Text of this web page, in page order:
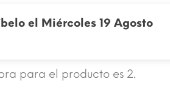
el Miércoles 19 Agosto
para el producto es 2.